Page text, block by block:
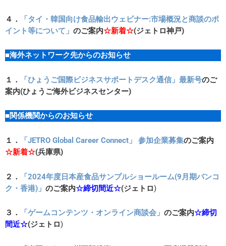
４．
「タイ・韓国向け食品輸出ウェビナー:市場概況と商談のポ
イント等について」 のご案内☆新着☆(ジェトロ神戸)
■海外ネットワーク先からのお知らせ
１． 「ひょうご国際ビジネスサポートデスク通信」最新号のご
案内(ひょうご海外ビジネスセンター)
■関係機関からのお知らせ
１． 「JETRO Global Career Connect」 参加企業募集のご案内
☆新着☆(兵庫県)
２．
「2024年度日本産食品サンプルショールーム(9月期バンコ
ク・香港)」 のご案内☆締切間近☆(ジェトロ)
３． 「ゲームコンテンツ・オンライン商談会」 のご案内☆締切
間近☆(ジェトロ)